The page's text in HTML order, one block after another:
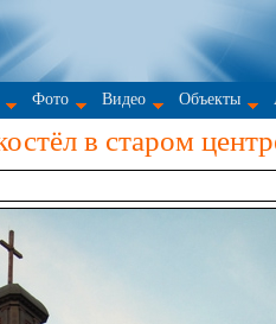
Фото Видео Объекты
в старом